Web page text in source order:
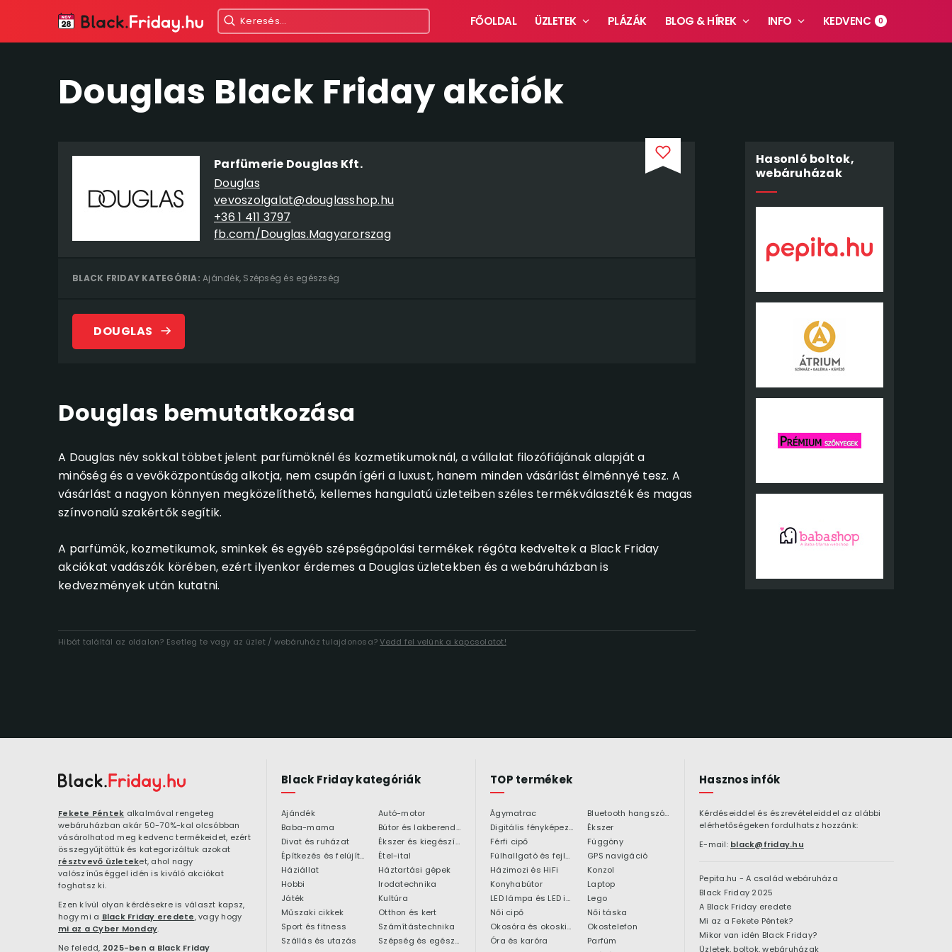
FŐOLDAL ÜZLETEK PLÁZÁK BLOG & HÍREK INFO KEDVENC 0
Douglas Black Friday akciók
Parfümerie Douglas Kft.
Douglas
vevoszolgalat@douglasshop.hu
+36 1 411 3797
fb.com/Douglas.Magyarorszag
BLACK FRIDAY KATEGÓRIA: Ajándék, Szépség és egészség
DOUGLAS
Douglas bemutatkozása
A Douglas név sokkal többet jelent parfümöknél és kozmetikumoknál, a vállalat filozófiájának alapját a
minőség és a vevőközpontúság alkotja, nem csupán ígéri a luxust, hanem minden vásárlást élménnyé tesz. A
vásárlást a nagyon könnyen megközelíthető, kellemes hangulatú üzleteiben széles termékválaszték és magas
színvonalú szakértők segítik.
A parfümök, kozmetikumok, sminkek és egyéb szépségápolási termékek régóta kedveltek a Black Friday
akciókat vadászók körében, ezért ilyenkor érdemes a Douglas üzletekben és a webáruházban is
kedvezmények után kutatni.
Hibát találtál az oldalon? Esetleg te vagy az üzlet / webáruház tulajdonosa?Vedd fel velünk a kapcsolatot!
Hasonló boltok,
webáruházak
Fekete Péntek alkalmával rengeteg
webáruházban akár 50-70%-kal olcsóbban
vásárolhatod meg kedvenc termékeidet, ezért
összegyűjtöttük és kategorizáltuk azokat
résztvevő üzleteket, ahol nagy
valószínűséggel idén is kiváló akciókat
foghatsz ki.
Ezen kívül olyan kérdésekre is választ kapsz,
hogy mi a Black Friday eredete, vagy hogy
mi az a Cyber Monday.
Ne feledd, 2025-ben a Black Friday
Black Friday kategóriák
Ajándék
Autó-motor
Baba-mama
Bútor és lakberendezés
Divat és ruházat
Ékszer és kiegészítő
Építkezés és felújítás
Étel-ital
Háziállat
Háztartási gépek
Hobbi
Irodatechnika
Játék
Kultúra
Műszaki cikkek
Otthon és kert
Sport és fitness
Számítástechnika
Szállás és utazás
Szépség és egészség
TOP termékek
Ágymatrac
Bluetooth hangszóró
Digitális fényképezőgép
Ékszer
Férfi cipő
Függöny
Fülhallgató és fejlhallgató
GPS navigáció
Házimozi és HiFi
Konzol
Konyhabútor
Laptop
LED lámpa és LED izzó
Lego
Női cipő
Női táska
Okosóra és okoskiegészítő
Okostelefon
Óra és karóra
Parfüm
Hasznos infók
Kérdéseiddel és észrevételeiddel az alábbi
elérhetőségeken fordulhatsz hozzánk:
E-mail: black@friday.hu
Pepita.hu - A család webáruháza
Black Friday 2025
A Black Friday eredete
Mi az a Fekete Péntek?
Mikor van idén Black Friday?
Üzletek, boltok, webáruházak